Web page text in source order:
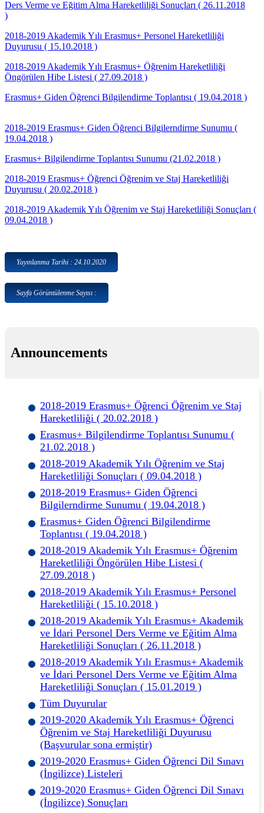
Ders Verme ve Eğitim Alma Hareketliliği Sonuçları ( 26.11.2018
)
2018-2019 Akademik Yılı Erasmus+ Personel Hareketliliği
Duyurusu ( 15.10.2018 )
2018-2019 Akademik Yılı Erasmus+ Öğrenim Hareketliliği
Öngörülen Hibe Listesi ( 27.09.2018 )
Erasmus+ Giden Öğrenci Bilgilendirme Toplantısı ( 19.04.2018 )
2018-2019 Erasmus+ Giden Öğrenci Bilgilerndirme Sunumu (
19.04.2018 )
Erasmus+ Bilgilendirme Toplantısı Sunumu (21.02.2018 )
2018-2019 Erasmus+ Öğrenci Öğrenim ve Staj Hareketliliği
Duyurusu ( 20.02.2018 )
2018-2019 Akademik Yılı Öğrenim ve Staj Hareketliliği Sonuçları (
09.04.2018 )
Yayınlanma Tarihi : 24.10.2020
Sayfa Görüntülenme Sayısı :
Announcements
2018-2019 Erasmus+ Öğrenci Öğrenim ve Staj
Hareketliliği ( 20.02.2018 )
Erasmus+ Bilgilendirme Toplantısı Sunumu (
21.02.2018 )
2018-2019 Akademik Yılı Öğrenim ve Staj
Hareketliliği Sonuçları ( 09.04.2018 )
2018-2019 Erasmus+ Giden Öğrenci
Bilgilerndirme Sunumu ( 19.04.2018 )
Erasmus+ Giden Öğrenci Bilgilendirme
Toplantısı ( 19.04.2018 )
2018-2019 Akademik Yılı Erasmus+ Öğrenim
Hareketliliği Öngörülen Hibe Listesi (
27.09.2018 )
2018-2019 Akademik Yılı Erasmus+ Personel
Hareketliliği ( 15.10.2018 )
2018-2019 Akademik Yılı Erasmus+ Akademik
ve İdari Personel Ders Verme ve Eğitim Alma
Hareketliliği Sonuçları ( 26.11.2018 )
2018-2019 Akademik Yılı Erasmus+ Akademik
ve İdari Personel Ders Verme ve Eğitim Alma
Hareketliliği Sonuçları ( 15.01.2019 )
Tüm Duyurular
2019-2020 Akademik Yılı Erasmus+ Öğrenci
Öğrenim ve Staj Hareketliliği Duyurusu
(Başvurular sona ermiştir)
2019-2020 Erasmus+ Giden Öğrenci Dil Sınavı
(İngilizce) Listeleri
2019-2020 Erasmus+ Giden Öğrenci Dil Sınavı
(İngilizce) Sonuçları